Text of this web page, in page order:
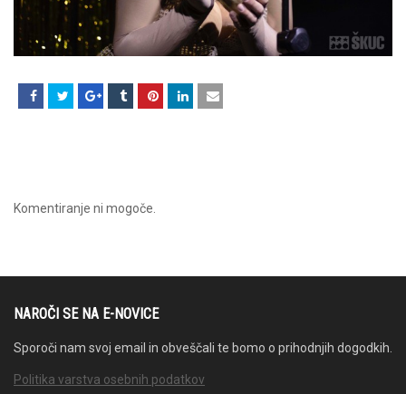
Komentiranje ni mogoče.
NAROČI SE NA E-NOVICE
Sporoči nam svoj email in obveščali te bomo o prihodnjih dogodkih.
Politika varstva osebnih podatkov